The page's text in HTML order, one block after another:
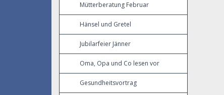
Mütterberatung Februar
Hänsel und Gretel
Jubilarfeier Jänner
Oma, Opa und Co lesen vor
Gesundheitsvortrag